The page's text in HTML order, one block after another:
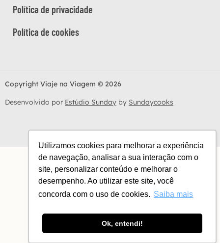
Utilizamos cookies para melhorar a experiência
de navegação, analisar a sua interação com o
site, personalizar conteúdo e melhorar o
desempenho. Ao utilizar este site, você
concorda com o uso de cookies. Saiba mais
Ok, entendi!
Política de privacidade
Política de cookies
Copyright Viaje na Viagem © 2026
Desenvolvido por Estúdio Sunday by Sundaycooks